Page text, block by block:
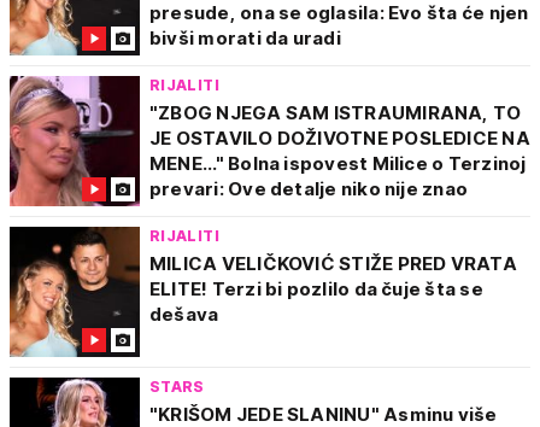
presude, ona se oglasila: Evo šta će njen
bivši morati da uradi
RIJALITI
"ZBOG NJEGA SAM ISTRAUMIRANA, TO
JE OSTAVILO DOŽIVOTNE POSLEDICE NA
MENE..." Bolna ispovest Milice o Terzinoj
prevari: Ove detalje niko nije znao
RIJALITI
MILICA VELIČKOVIĆ STIŽE PRED VRATA
ELITE! Terzi bi pozlilo da čuje šta se
dešava
STARS
"KRIŠOM JEDE SLANINU" Asminu više